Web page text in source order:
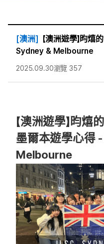
[澳洲]
【澳洲遊學】昀
Sydney & Melbourne
2025.09.30瀏覽 357
【澳洲遊學】昀熺
墨爾本遊學心得
Melbourne